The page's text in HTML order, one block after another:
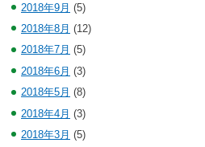
2018年9月 (5)
2018年8月 (12)
2018年7月 (5)
2018年6月 (3)
2018年5月 (8)
2018年4月 (3)
2018年3月 (5)